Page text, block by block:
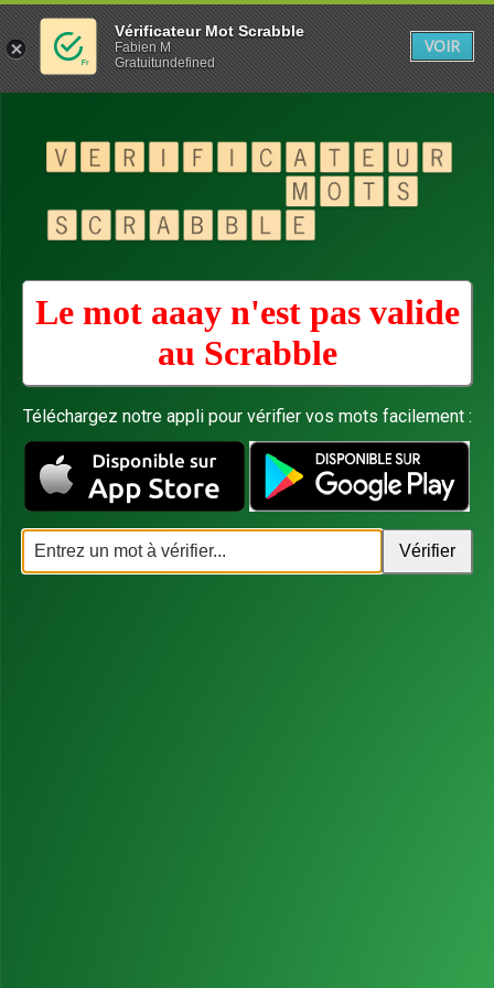
Le mot aaay n'est pas valide
au Scrabble
Téléchargez notre appli pour vérifier vos mots facilement :
Vérificateur Mot Scrabble
Fabien M
Gratuitundefined
VOIR